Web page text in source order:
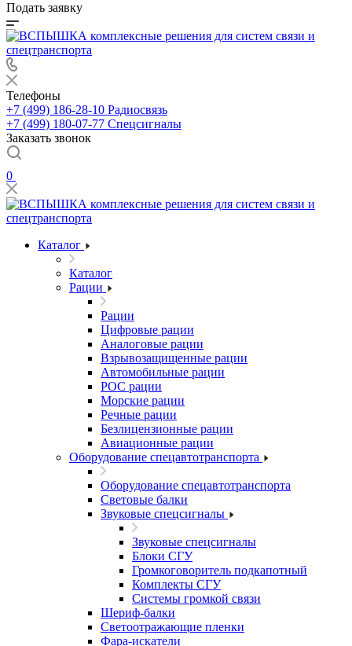
Подать заявку
Телефоны
+7 (499) 186-28-10 Радиосвязь
+7 (499) 180-07-77 Спецсигналы
Заказать звонок
0
Каталог
Каталог
Рации
Рации
Цифровые рации
Аналоговые рации
Взрывозащищенные рации
Автомобильные рации
POC рации
Морские рации
Речные рации
Безлицензионные рации
Авиационные рации
Оборудование спецавтотранспорта
Оборудование спецавтотранспорта
Световые балки
Звуковые спецсигналы
Звуковые спецсигналы
Блоки СГУ
Громкоговоритель подкапотный
Комплекты СГУ
Системы громкой связи
Шериф-балки
Светоотражающие пленки
Фара-искатели